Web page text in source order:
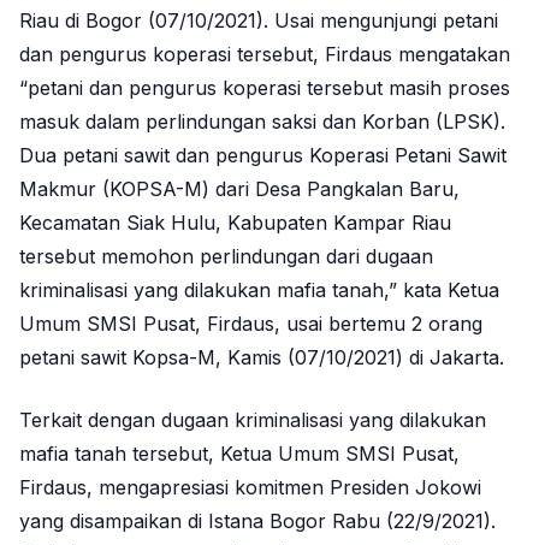
Riau di Bogor (07/10/2021). Usai mengunjungi petani
dan pengurus koperasi tersebut, Firdaus mengatakan
“petani dan pengurus koperasi tersebut masih proses
masuk dalam perlindungan saksi dan Korban (LPSK).
Dua petani sawit dan pengurus Koperasi Petani Sawit
Makmur (KOPSA-M) dari Desa Pangkalan Baru,
Kecamatan Siak Hulu, Kabupaten Kampar Riau
tersebut memohon perlindungan dari dugaan
kriminalisasi yang dilakukan mafia tanah,” kata Ketua
Umum SMSI Pusat, Firdaus, usai bertemu 2 orang
petani sawit Kopsa-M, Kamis (07/10/2021) di Jakarta.
Terkait dengan dugaan kriminalisasi yang dilakukan
mafia tanah tersebut, Ketua Umum SMSI Pusat,
Firdaus, mengapresiasi komitmen Presiden Jokowi
yang disampaikan di Istana Bogor Rabu (22/9/2021).